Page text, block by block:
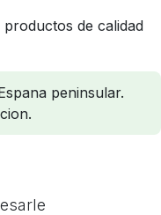
de calidad
peninsular.